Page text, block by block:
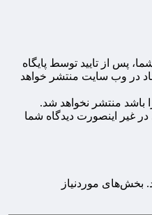
پس از تایید توسط پایگاه
در وب سایت منتشر خواهد
باشد منتشر نخواهد شد.
در غیر اینصورت دیدگاه شما
بخش‌های موردنیاز